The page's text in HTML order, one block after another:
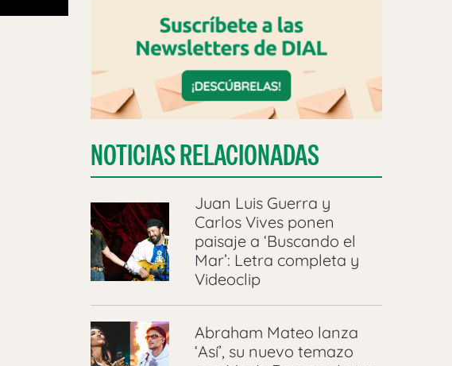
NOTICIAS RELACIONADAS
Juan Luis Guerra y
Carlos Vives ponen
paisaje a ‘Buscando el
Mar’: Letra completa y
Videoclip
Abraham Mateo lanza
‘Así’, su nuevo temazo